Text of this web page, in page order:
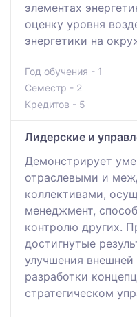
элементах
оценку уровня
энергетики на
Год обучения - 1
Семестр - 2
Кредитов - 5
Лидерские и
Демонстрирует
отраслевыми и
коллективами,
менеджмент,
контролю других.
достигнутые
улучшения
разработки
стратегическом